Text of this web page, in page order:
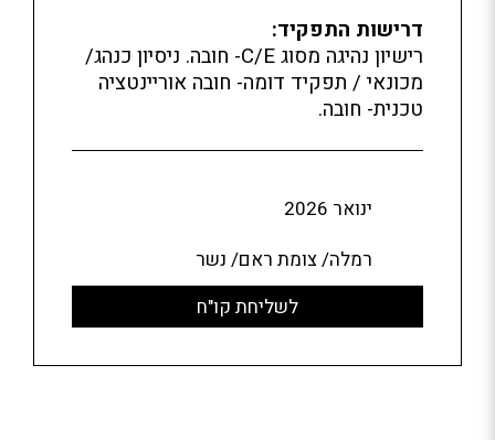
דרישות התפקיד:
רישיון נהיגה מסוג C/E- חובה. ניסיון כנהג/
מכונאי / תפקיד דומה- חובה אוריינטציה
טכנית- חובה.
ינואר 2026
רמלה/ צומת ראם/ נשר
לשליחת קו"ח